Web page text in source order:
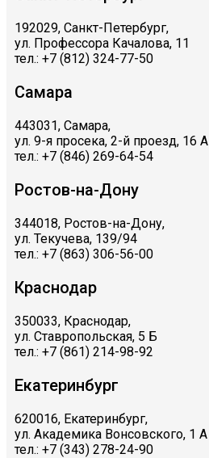
192029, Санкт-Петербург,
ул. Профессора Качалова, 11
тел.: +7 (812) 324-77-50
Самара
443031, Самара,
ул. 9-я просека, 2-й проезд, 16 А
тел.: +7 (846) 269-64-54
Ростов-на-Дону
344018, Ростов-на-Дону,
ул. Текучева, 139/94
тел.: +7 (863) 306-56-00
Краснодар
350033, Краснодар,
ул. Ставропольская, 5 Б
тел.: +7 (861) 214-98-92
Екатеринбург
620016, Екатеринбург,
ул. Академика Вонсовского, 1 А
тел.: +7 (343) 278-24-90